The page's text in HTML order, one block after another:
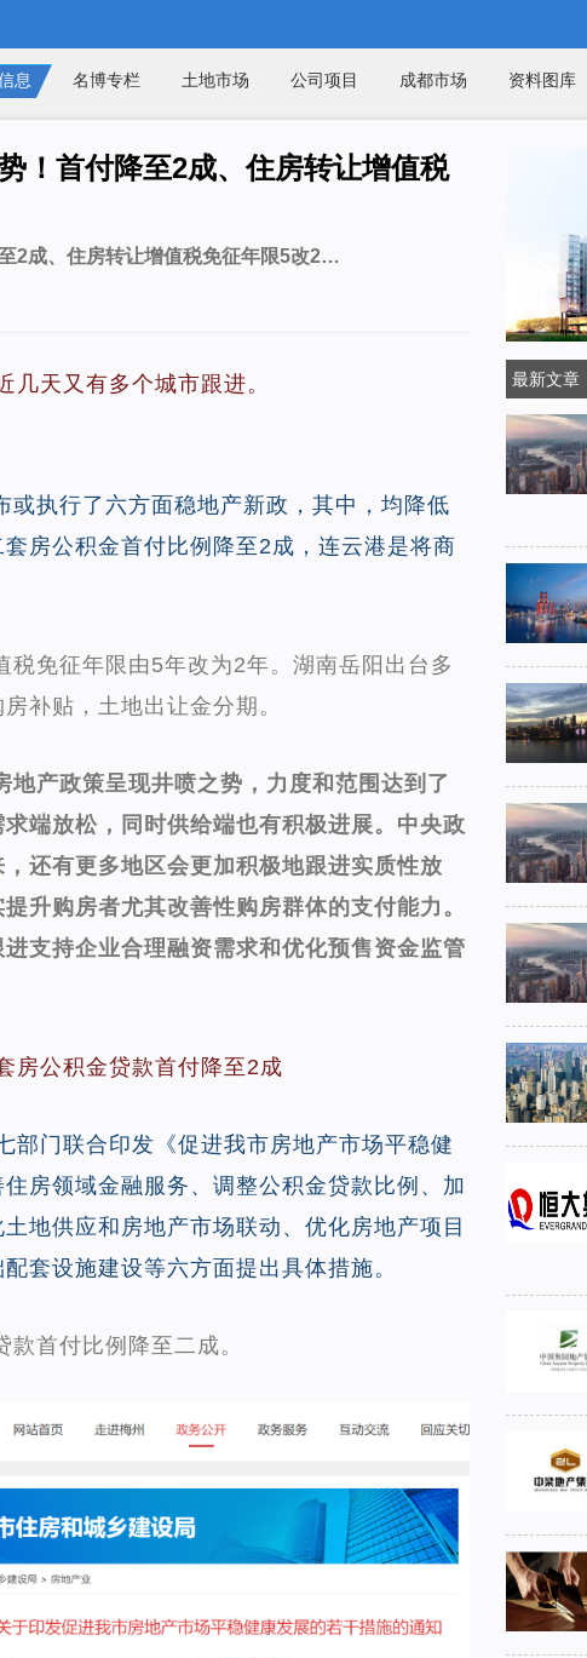
息 名博专栏 土地市场 公司项目 成都市场 资料图库
！首付降至2成、住房转让增值税
2成、住房转让增值税免征年限5改2…
几天又有多个城市跟进。
或执行了六方面稳地产新政，其中，均降低
房公积金首付比例降至2成，连云港是将商
税免征年限由5年改为2年。湖南岳阳出台多
补贴，土地出让金分期。
地产政策呈现井喷之势，力度和范围达到了
端放松，同时供给端也有积极进展。中央政
还有更多地区会更加积极地跟进实质性放
升购房者尤其改善性购房群体的支付能力。
支持企业合理融资需求和优化预售资金监管
房公积金贷款首付降至2成
部门联合印发《促进我市房地产市场平稳健
房领域金融服务、调整公积金贷款比例、加
地供应和房地产市场联动、优化房地产项目
套设施建设等六方面提出具体措施。
首付比例降至二成。
最新文章